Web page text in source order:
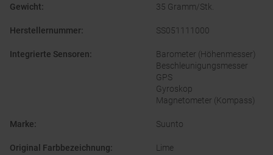
Gewicht: 35 Gramm/Stk.
Herstellernummer: SS051111000
Integrierte Sensoren:
Barometer (Höhenmesser)
Beschleunigungsmesser
GPS
Gyroskop
Magnetometer (Kompass)
Marke: Suunto
Original Farbbezeichnung: Lime